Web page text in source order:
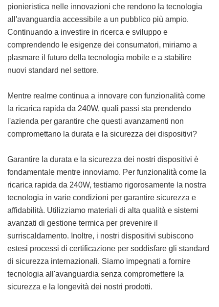
pionieristica nelle innovazioni che rendono la tecnologia
all'avanguardia accessibile a un pubblico più ampio.
Continuando a investire in ricerca e sviluppo e
comprendendo le esigenze dei consumatori, miriamo a
plasmare il futuro della tecnologia mobile e a stabilire
nuovi standard nel settore.
Mentre realme continua a innovare con funzionalità come
la ricarica rapida da 240W, quali passi sta prendendo
l'azienda per garantire che questi avanzamenti non
compromettano la durata e la sicurezza dei dispositivi?
Garantire la durata e la sicurezza dei nostri dispositivi è
fondamentale mentre innoviamo. Per funzionalità come la
ricarica rapida da 240W, testiamo rigorosamente la nostra
tecnologia in varie condizioni per garantire sicurezza e
affidabilità. Utilizziamo materiali di alta qualità e sistemi
avanzati di gestione termica per prevenire il
surriscaldamento. Inoltre, i nostri dispositivi subiscono
estesi processi di certificazione per soddisfare gli standard
di sicurezza internazionali. Siamo impegnati a fornire
tecnologia all'avanguardia senza compromettere la
sicurezza e la longevità dei nostri prodotti.